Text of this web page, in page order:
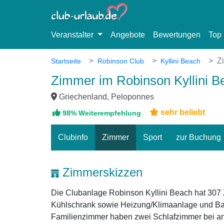
Veranstalter Angebote Bewertungen Top
Startseite Robinson Club Kyllini Beach
Zimmer im Robinson Kyllini
Griechenland, Peloponnes
98% Weiterempfehlung sehr beliebt
Clubinfo Zimmer Sport zur Buchung
Zimmerskizzen
Die Clubanlage Robinson Kyllini Beach hat 307
Kühlschrank sowie Heizung/Klimaanlage und
Familienzimmer haben zwei Schlafzimmer bei